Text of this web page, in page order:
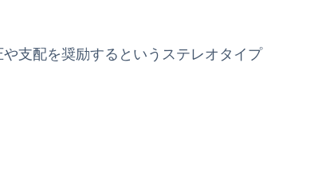
支配を奨励するというステレオタイプ